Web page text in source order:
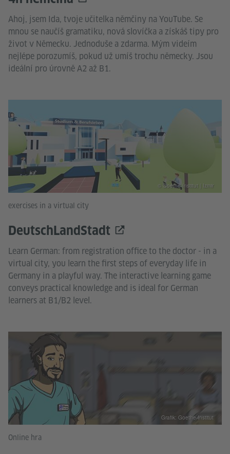
Ahoj, jsem Ida, tvoje učitelka němčiny na YouTube. Se
mnou se naučíš gramatiku, nová slovíčka a získáš tipy pro
život v Německu. Jednoduše a zdarma. Mým videím
nejlépe porozumíš, pokud už umíš trochu německy. Jsou
ideální pro úrovně A2 až B1.
exercises in a virtual city
DeutschLandStadt
Learn German: from registration office to the doctor - in a
virtual city, you learn the first steps of everyday life in
Germany in a playful way. The interactive learning game
conveys practical knowledge and is ideal for German
learners at B1/B2 level.
© Goethe-Institut | Izmir
Online hra
Grafik: Goethe-Institut